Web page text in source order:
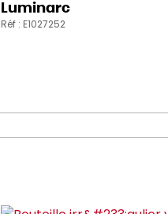
Luminarc
Réf : E1027252